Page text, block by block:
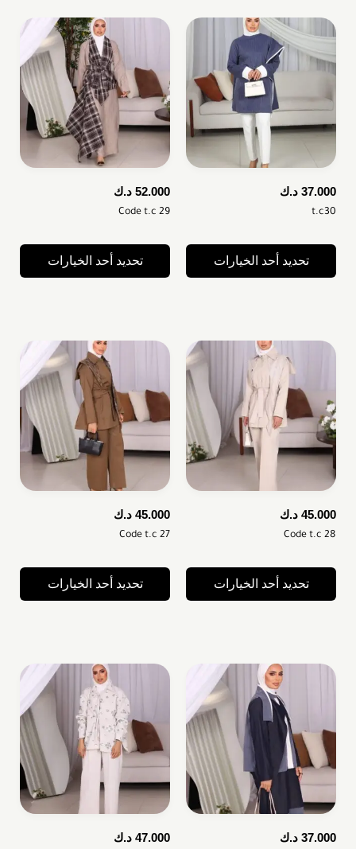
37.000 د.ك
t.c30
تحديد أحد الخيارات
52.000 د.ك
Code t.c 29
تحديد أحد الخيارات
45.000 د.ك
Code t.c 28
تحديد أحد الخيارات
45.000 د.ك
Code t.c 27
تحديد أحد الخيارات
37.000 د.ك 47.000 د.ك